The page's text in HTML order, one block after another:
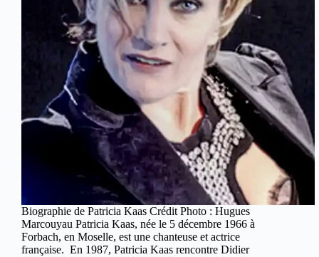
Biographie de Patricia Kaas Crédit Photo : Hugues
Marcouyau Patricia Kaas, née le 5 décembre 1966 à
Forbach, en Moselle, est une chanteuse et actrice
française. En 1987, Patricia Kaas rencontre Didier